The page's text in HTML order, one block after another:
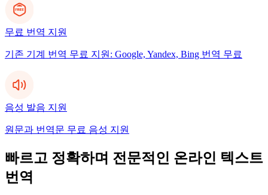
무료 번역 지원
기존 기계 번역 무료 지원: Google, Yandex, Bing 번역 무료
음성 발음 지원
원문과 번역문 무료 음성 지원
빠르고 정확하며 전문적인 온라인 텍스트
번역